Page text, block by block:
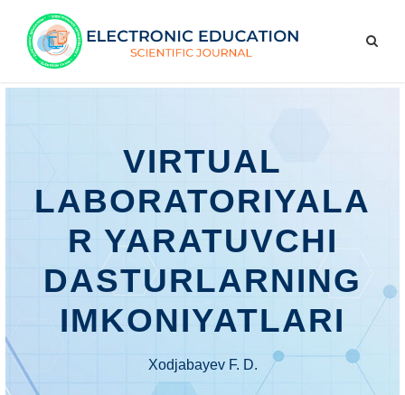
VIRTUAL
LABORATORIYALA
R YARATUVCHI
DASTURLARNING
IMKONIYATLARI
Xodjabayev F. D.